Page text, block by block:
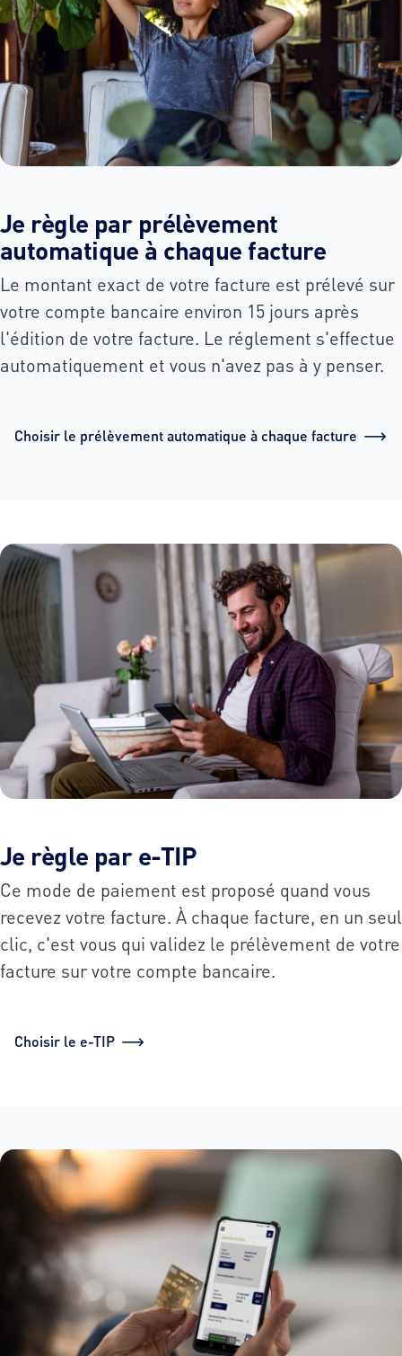
Je règle par prélèvement
automatique à chaque facture
Le montant exact de votre facture est prélevé sur
votre compte bancaire environ 15 jours après
l'édition de votre facture. Le réglement s'effectue
automatiquement et vous n'avez pas à y penser.
Choisir le prélèvement automatique à chaque facture
Je règle par e-TIP
Ce mode de paiement est proposé quand vous
recevez votre facture. À chaque facture, en un seul
clic, c'est vous qui validez le prélèvement de votre
facture sur votre compte bancaire.
Choisir le e-TIP